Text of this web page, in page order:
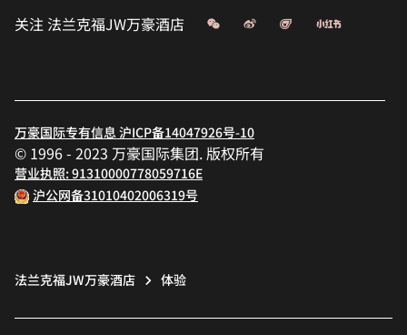
关注 法兰克福JW万豪酒店 微信 微博 飞猪 小红书
万豪国际专有信息 沪ICP备14047926号-10
© 1996 - 2023 万豪国际集团. 版权所有
营业执照: 91310000778059716E
沪公网备31010402006319号
法兰克福JW万豪酒店 体验